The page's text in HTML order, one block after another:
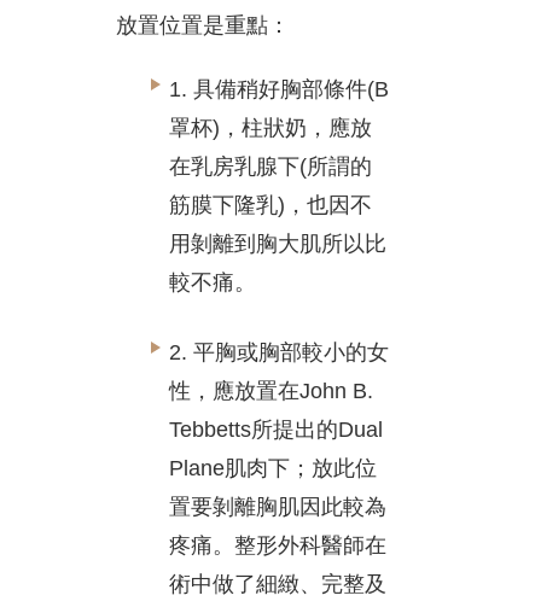
放置位置是重點：
1. 具備稍好胸部條件(B
罩杯)，柱狀奶，應放
在乳房乳腺下(所謂的
筋膜下隆乳)，也因不
用剝離到胸大肌所以比
較不痛。
2. 平胸或胸部較小的女
性，應放置在John B.
Tebbetts所提出的Dual
Plane肌肉下；放此位
置要剝離胸肌因此較為
疼痛。整形外科醫師在
術中做了細緻、完整及